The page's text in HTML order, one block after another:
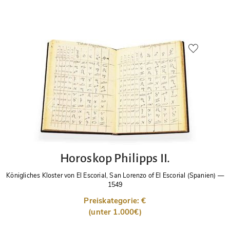
Horoskop Philipps II.
Königliches Kloster von El Escorial, San Lorenzo of El Escorial (Spanien) —
1549
Preiskategorie: €
(unter 1.000€)